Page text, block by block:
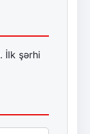
İlk şərhi